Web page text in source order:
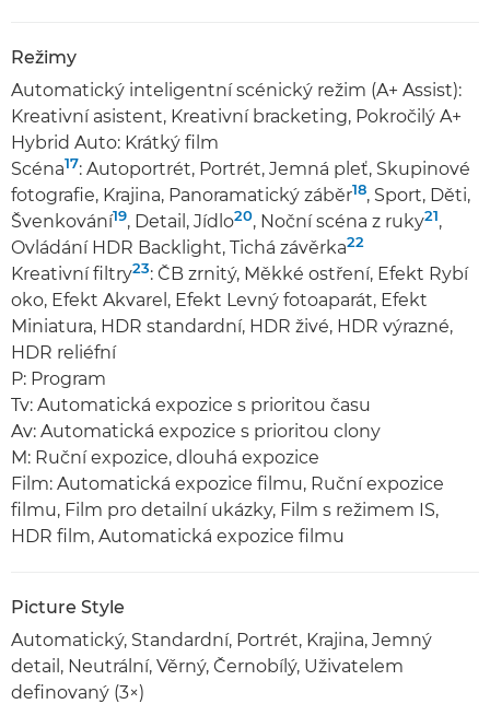
Režimy
Automatický inteligentní scénický režim (A+ Assist):
Kreativní asistent, Kreativní bracketing, Pokročilý A+
Hybrid Auto: Krátký film
Scéna17: Autoportrét, Portrét, Jemná pleť, Skupinové
fotografie, Krajina, Panoramatický záběr18, Sport, Děti,
Švenkování19, Detail, Jídlo20, Noční scéna z ruky21,
Ovládání HDR Backlight, Tichá závěrka22
Kreativní filtry23: ČB zrnitý, Měkké ostření, Efekt Rybí
oko, Efekt Akvarel, Efekt Levný fotoaparát, Efekt
Miniatura, HDR standardní, HDR živé, HDR výrazné,
HDR reliéfní
P: Program
Tv: Automatická expozice s prioritou času
Av: Automatická expozice s prioritou clony
M: Ruční expozice, dlouhá expozice
Film: Automatická expozice filmu, Ruční expozice
filmu, Film pro detailní ukázky, Film s režimem IS,
HDR film, Automatická expozice filmu
Picture Style
Automatický, Standardní, Portrét, Krajina, Jemný
detail, Neutrální, Věrný, Černobílý, Uživatelem
definovaný (3×)